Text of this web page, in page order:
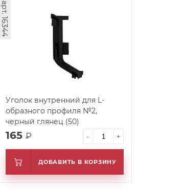
Уголок внутренний для L-
образного профиля №2,
черный глянец (50)
арт. 16344
165 ₽ - +
ДОБАВИТЬ В КОРЗИНУ